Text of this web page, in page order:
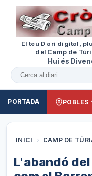
El teu Diari digital,
del Camp de
Hui és
Cercar al diari
PORTADA POBLES
INICI › CAMP DE
L'abandó